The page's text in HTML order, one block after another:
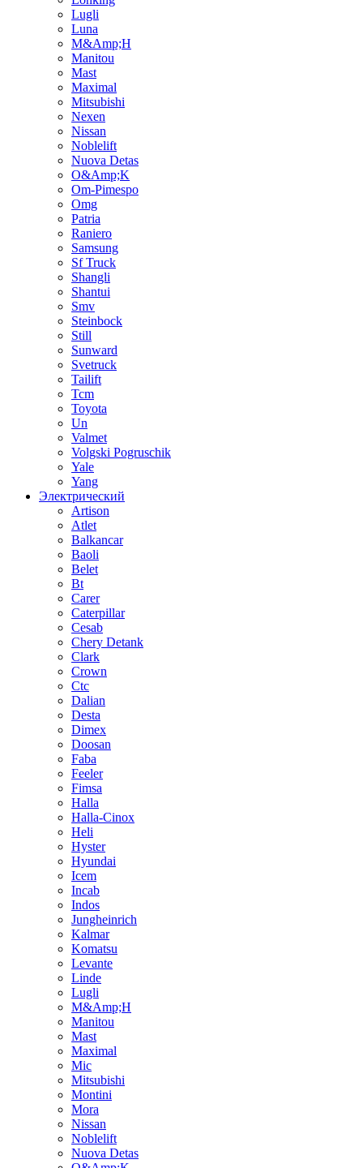
Lugli
Luna
M&Amp;H
Manitou
Mast
Maximal
Mitsubishi
Nexen
Nissan
Noblelift
Nuova Detas
O&Amp;K
Om-Pimespo
Omg
Patria
Raniero
Samsung
Sf Truck
Shangli
Shantui
Smv
Steinbock
Still
Sunward
Svetruck
Tailift
Tcm
Toyota
Un
Valmet
Volgski Pogruschik
Yale
Yang
Электрический
Artison
Atlet
Balkancar
Baoli
Belet
Bt
Carer
Caterpillar
Cesab
Chery Detank
Clark
Crown
Ctc
Dalian
Desta
Dimex
Doosan
Faba
Feeler
Fimsa
Halla
Halla-Cinox
Heli
Hyster
Hyundai
Icem
Incab
Indos
Jungheinrich
Kalmar
Komatsu
Levante
Linde
Lugli
M&Amp;H
Manitou
Mast
Maximal
Mic
Mitsubishi
Montini
Mora
Nissan
Noblelift
Nuova Detas